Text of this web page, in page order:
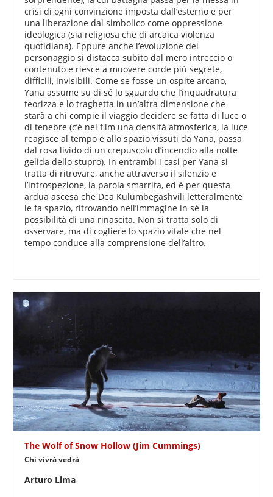
crisi di ogni convinzione imposta dall’esterno e per
una liberazione dal simbolico come oppressione
ideologica (sia religiosa che di arcaica violenza
quotidiana). Eppure anche l’evoluzione del
personaggio si distacca subito dal mero intreccio o
contenuto e riesce a muovere corde più segrete,
difficili, invisibili. Come se fosse un ospite arcano,
Yana assume su di sé lo sguardo che l’inquadratura
teorizza e lo traghetta in un’altra dimensione che
starà a chi compie il viaggio decidere se fatta di luce o
di tenebre (c’è nel film una densità atmosferica, la luce
reagisce al tempo e allo spazio vissuti da Yana, passa
dal rosa livido di un crepuscolo d’incendio alla notte
gelida dello stupro). In entrambi i casi per Yana si
tratta di ritrovare, anche attraverso il silenzio e
l’introspezione, la parola smarrita, ed è per questa
ardua ascesa che Dea Kulumbegashvili letteralmente
le fa spazio, ritrovando nell’immagine in sé la
possibilità di una rinascita. Non si tratta solo di
osservare, ma di cogliere lo spazio vitale che nel
tempo conduce alla comprensione dell’altro.
The Wolf of Snow Hollow (Jim Cummings)
Chi vivrà vedrà
Arturo Lima